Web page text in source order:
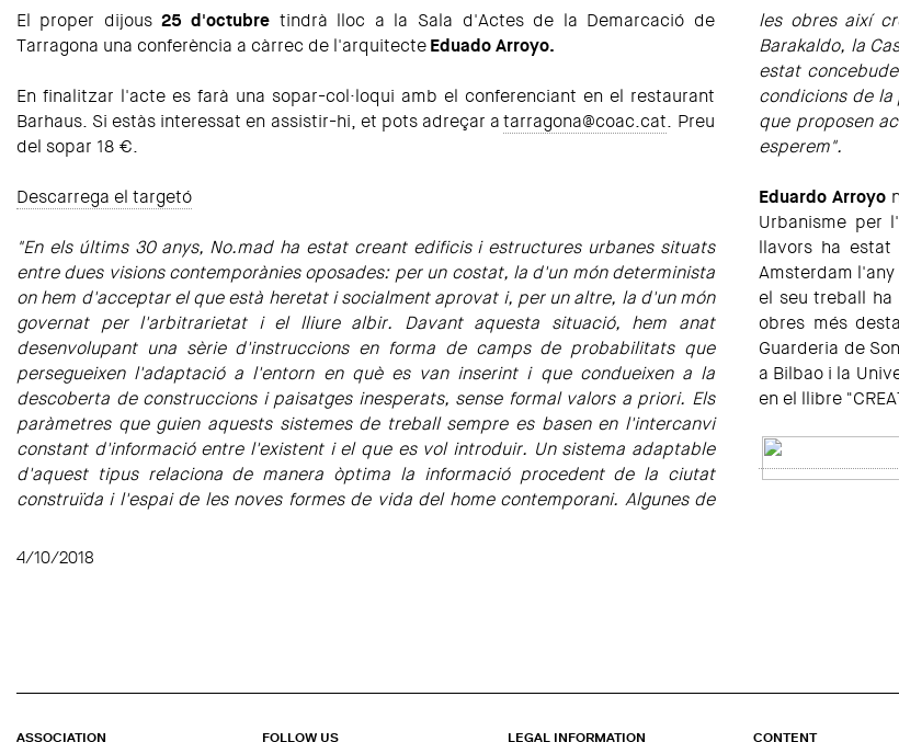
El proper dijous 25 d'octubre tindrà lloc a la Sala d'Actes de la Demarcació de
Tarragona una conferència a càrrec de l'arquitecteEduado Arroyo.
En finalitzar l'acte es farà una sopar-col·loqui amb el conferenciant en el restaurant
Barhaus. Si estàs interessat en assistir-hi, et pots adreçar atarragona@coac.cat. Preu
del sopar 18 €.
Descarrega el targetó
"En els últims 30 anys, No.mad ha estat creant edificis i estructures urbanes situats
entre dues visions contemporànies oposades: per un costat, la d'un món determinista
on hem d'acceptar el que està heretat i socialment aprovat i, per un altre, la d'un món
governat per l'arbitrarietat i el lliure albir. Davant aquesta situació, hem anat
desenvolupant una sèrie d'instruccions en forma de camps de probabilitats que
persegueixen l'adaptació a l'entorn en què es van inserint i que condueixen a la
descoberta de construccions i paisatges inesperats, sense formal valors a priori. Els
paràmetres que guien aquests sistemes de treball sempre es basen en l'intercanvi
constant d'informació entre l'existent i el que es vol introduir. Un sistema adaptable
d'aquest tipus relaciona de manera òptima la informació procedent de la ciutat
construïda i l'espai de les noves formes de vida del home contemporani. Algunes de
les obres així
Barakaldo, la
estat
condicions de
que proposen
esperem".
Eduardo Arroyo
Urbanisme per
llavors ha
Amsterdam
el seu treball
obres més
Guarderia de
a Bilbao i la
en el llibre
4/10/2018
ASSOCIATION FOLLOW US LEGAL INFORMATION CONTENT